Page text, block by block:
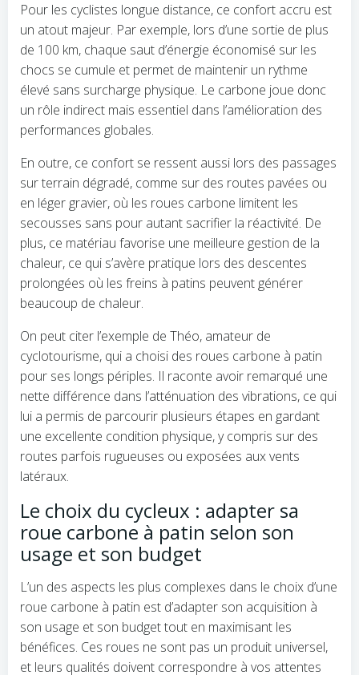
Pour les cyclistes longue distance, ce confort accru est
un atout majeur. Par exemple, lors d’une sortie de plus
de 100 km, chaque saut d’énergie économisé sur les
chocs se cumule et permet de maintenir un rythme
élevé sans surcharge physique. Le carbone joue donc
un rôle indirect mais essentiel dans l’amélioration des
performances globales.
En outre, ce confort se ressent aussi lors des passages
sur terrain dégradé, comme sur des routes pavées ou
en léger gravier, où les roues carbone limitent les
secousses sans pour autant sacrifier la réactivité. De
plus, ce matériau favorise une meilleure gestion de la
chaleur, ce qui s’avère pratique lors des descentes
prolongées où les freins à patins peuvent générer
beaucoup de chaleur.
On peut citer l’exemple de Théo, amateur de
cyclotourisme, qui a choisi des roues carbone à patin
pour ses longs périples. Il raconte avoir remarqué une
nette différence dans l’atténuation des vibrations, ce qui
lui a permis de parcourir plusieurs étapes en gardant
une excellente condition physique, y compris sur des
routes parfois rugueuses ou exposées aux vents
latéraux.
Le choix du cycleux : adapter sa
roue carbone à patin selon son
usage et son budget
L’un des aspects les plus complexes dans le choix d’une
roue carbone à patin est d’adapter son acquisition à
son usage et son budget tout en maximisant les
bénéfices. Ces roues ne sont pas un produit universel,
et leurs qualités doivent correspondre à vos attentes